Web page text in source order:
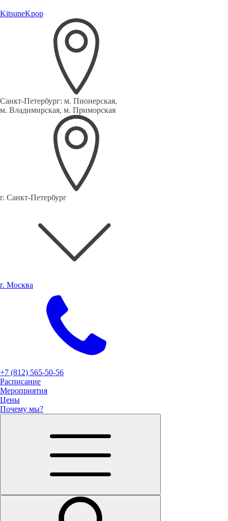
KitsuneKpop
Санкт-Петербург: м. Пионерская,
м. Владимирская, м. Приморская
г. Санкт-Петербург
г. Москва
+7 (812) 565-50-56
Расписание
Мероприятия
Цены
Почему мы?